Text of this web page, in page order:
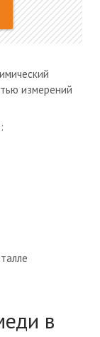
измерений
в